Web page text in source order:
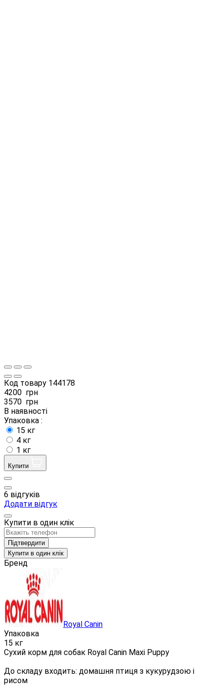
Код товару 144178
4200 грн
3570 грн
В наявності
Упаковка :
15 кг
4 кг
1 кг
Купити
6 відгуків
Додати відгук
Купити в один клік
Підтвердити
Купити в один клік
Бренд
Royal Canin
Упаковка
15 кг
Сухий корм для собак Royal Canin Maxi Puppy
До складу входить: домашня птиця з кукурудзою і
рисом